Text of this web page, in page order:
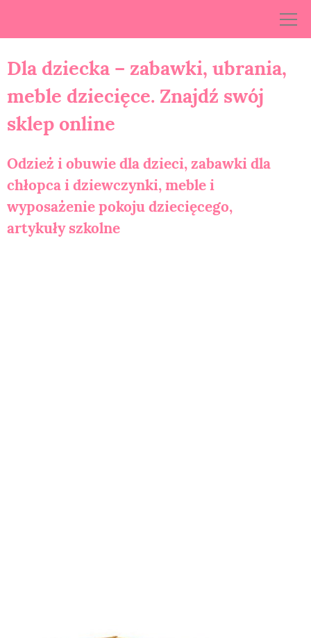
Dla dziecka – zabawki, ubrania,
meble dziecięce. Znajdź swój
sklep online
Odzież i obuwie dla dzieci, zabawki dla
chłopca i dziewczynki, meble i
wyposażenie pokoju dziecięcego,
artykuły szkolne